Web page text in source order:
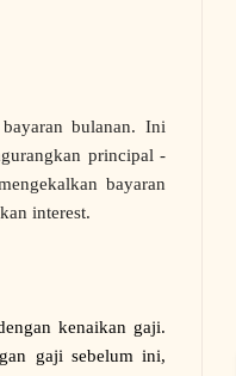
bulanan. Ini
principal -
bayaran
interest.
kenaikan gaji.
gaji sebelum ini,